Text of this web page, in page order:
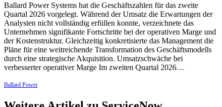
Ballard Power Systems hat die Geschäftszahlen für das zweite
Quartal 2026 vorgelegt. Während der Umsatz die Erwartungen der
Analysten nicht vollständig erfüllen konnte, verzeichnete das
Unternehmen signifikante Fortschritte bei der operativen Marge und
der Kostenstruktur. Gleichzeitig konkretisierte das Management die
Pläne für eine weitreichende Transformation des Geschäftsmodells
durch eine strategische Akquisition. Umsatzschwäche bei
verbesserter operativer Marge Im zweiten Quartal 2026…
Ballard Power